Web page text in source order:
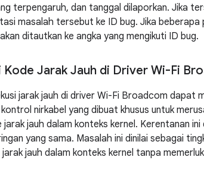
terpengaruh, dan tanggal dilaporkan. Jika
masalah tersebut ke ID bug. Jika
ditautkan ke angka yang mengikuti ID bug.
Kode Jarak Jauh di Driver Wi-Fi
jarak jauh di driver Wi-Fi Broadcom dapat
nirkabel yang dibuat khusus untuk
jarak jauh dalam konteks kernel. Kerentanan
yang sama. Masalah ini dinilai sebagai
jarak jauh dalam konteks kernel tanpa